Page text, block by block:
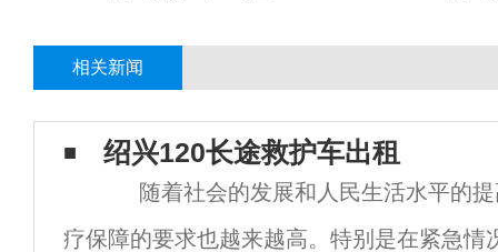
相关新闻
绍兴120长途救护车出租
随着社会的发展和人民生活水平的提
疗保障的要求也越来越高。特别是在紧急情